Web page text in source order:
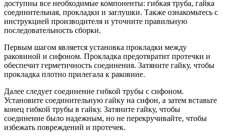
доступны все необходимые компоненты: гибкая труба, гайка
соединительная, прокладки и заглушки. Также ознакомьтесь с
инструкцией производителя и уточните правильную
последовательность сборки.
Первым шагом является установка прокладки между
раковиной и сифоном. Прокладка предотвратит протечки и
обеспечит герметичность соединения. Затяните гайку, чтобы
прокладка плотно прилегала к раковине.
Далее следует соединение гибкой трубы с сифоном.
Установите соединительную гайку на сифон, а затем вставьте
конец гибкой трубы в гайку. Затяните гайку, чтобы
соединение было надежным, но не перекручивайте, чтобы
избежать повреждений и протечек.